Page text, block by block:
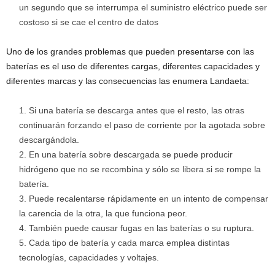
un segundo que se interrumpa el suministro eléctrico puede ser
costoso si se cae el centro de datos
Uno de los grandes problemas que pueden presentarse con las
baterías es el uso de diferentes cargas, diferentes capacidades y
diferentes marcas y las consecuencias las enumera Landaeta:
Si una batería se descarga antes que el resto, las otras
continuarán forzando el paso de corriente por la agotada sobre
descargándola.
En una batería sobre descargada se puede producir
hidrógeno que no se recombina y sólo se libera si se rompe la
batería.
Puede recalentarse rápidamente en un intento de compensar
la carencia de la otra, la que funciona peor.
También puede causar fugas en las baterías o su ruptura.
Cada tipo de batería y cada marca emplea distintas
tecnologías, capacidades y voltajes.